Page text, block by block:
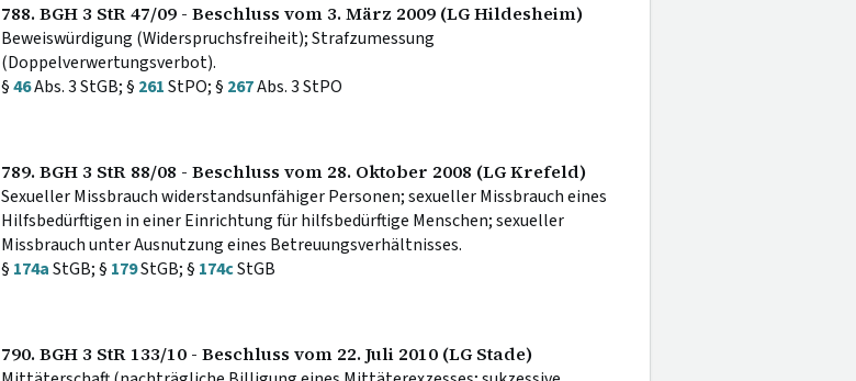
788. BGH 3 StR 47/09 - Beschluss vom 3. März 2009 (LG Hildesheim)
Beweiswürdigung (Widerspruchsfreiheit); Strafzumessung
(Doppelverwertungsverbot).
§46Abs. 3 StGB; § 261StPO; § 267Abs. 3 StPO
789. BGH 3 StR 88/08 - Beschluss vom 28. Oktober 2008 (LG Krefeld)
Sexueller Missbrauch widerstandsunfähiger Personen; sexueller Missbrauch eines
Hilfsbedürftigen in einer Einrichtung für hilfsbedürftige Menschen; sexueller
Missbrauch unter Ausnutzung eines Betreuungsverhältnisses.
§ 174aStGB; § 179StGB; § 174cStGB
790. BGH 3 StR 133/10 - Beschluss vom 22. Juli 2010 (LG Stade)